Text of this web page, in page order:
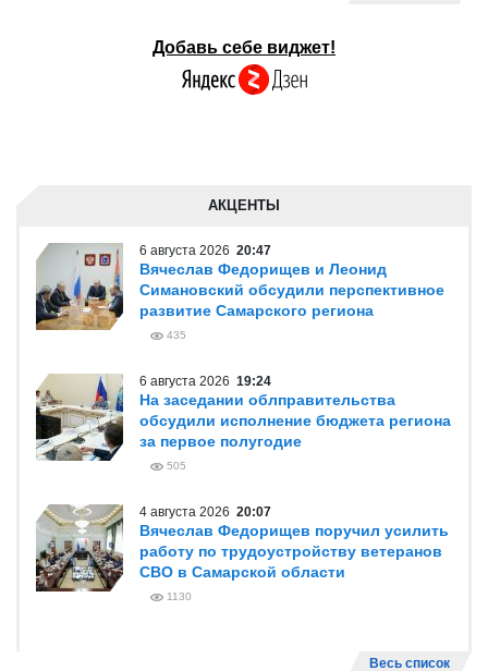
Добавь себе виджет!
АКЦЕНТЫ
6 августа 2026 20:47
Вячеслав Федорищев и Леонид
Симановский обсудили перспективное
развитие Самарского региона
435
6 августа 2026 19:24
На заседании облправительства
обсудили исполнение бюджета региона
за первое полугодие
505
4 августа 2026 20:07
Вячеслав Федорищев поручил усилить
работу по трудоустройству ветеранов
СВО в Самарской области
1130
Весь список